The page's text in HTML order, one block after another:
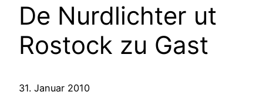
De Nurdlichter ut
Rostock zu Gast
31. Januar 2010